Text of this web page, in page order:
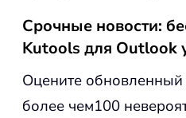
Срочные новости:
Kutools для Outlook
Оцените
более чем100